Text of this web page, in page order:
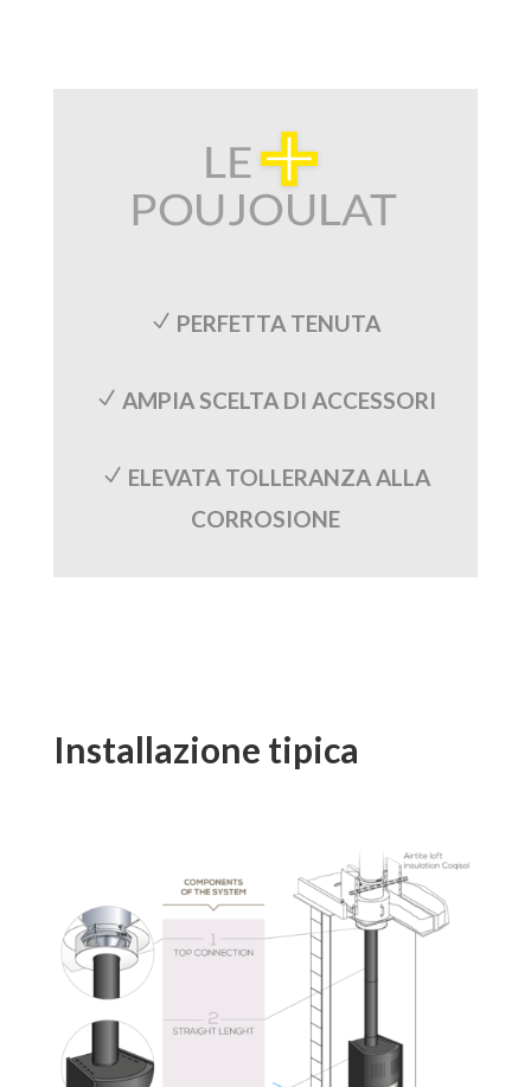
N PERFETTA TENUTA
N AMPIA SCELTA DI ACCESSORI
N ELEVATA TOLLERANZA ALLA
CORROSIONE
Installazione tipica